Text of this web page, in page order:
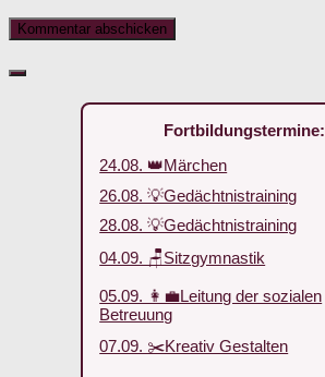
Fortbildungstermine:
24.08. 👑Märchen
26.08. 💡Gedächtnistraining
28.08. 💡Gedächtnistraining
04.09. 🪑Sitzgymnastik
05.09. 👩‍💼Leitung der sozialen
Betreuung
07.09. ✂️Kreativ Gestalten